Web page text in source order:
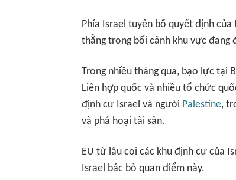
Phía Israel tuyên bố quyết định của
thẳng trong bối cảnh khu vực đang
Trong nhiều tháng qua, bạo lực tại
Liên hợp quốc và nhiều tổ chức
định cư Israel và người Palestine,
và phá hoại tài sản.
EU từ lâu coi các khu định cư của
Israel bác bỏ quan điểm này.